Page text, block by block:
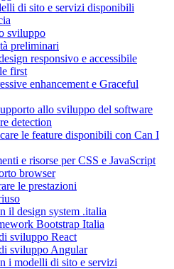
di sito e servizi disponibili
sviluppo
preliminari
responsivo e accessibile
first
enhancement e Graceful
allo sviluppo del software
detection
le feature disponibili con Can I
e risorse per CSS e JavaScript
browser
le prestazioni
il design system .italia
Bootstrap Italia
sviluppo React
sviluppo Angular
i modelli di sito e servizi